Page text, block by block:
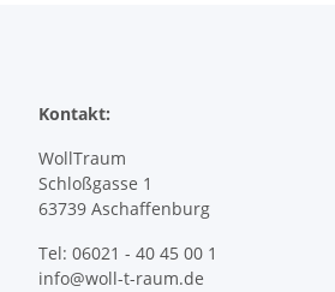
Kontakt:
WollTraum
Schloßgasse 1
63739 Aschaffenburg
Tel: 06021 - 40 45 00 1
info@woll-t-raum.de